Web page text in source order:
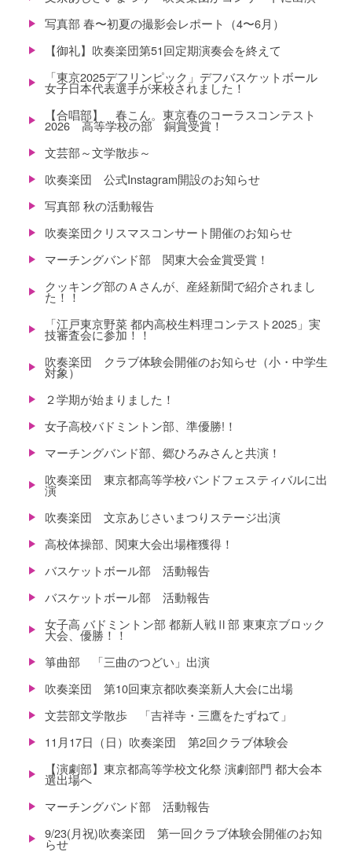
写真部 春〜初夏の撮影会レポート（4〜6月）
【御礼】吹奏楽団第51回定期演奏会を終えて
「東京2025デフリンピック」デフバスケットボール
女子日本代表選手が来校されました！
【合唱部】 春こん。東京春のコーラスコンテスト
2026 高等学校の部 銅賞受賞！
文芸部～文学散歩～
吹奏楽団 公式Instagram開設のお知らせ
写真部 秋の活動報告
吹奏楽団クリスマスコンサート開催のお知らせ
マーチングバンド部 関東大会金賞受賞！
クッキング部のＡさんが、産経新聞で紹介されまし
た！！
「江戸東京野菜 都内高校生料理コンテスト2025」実
技審査会に参加！！
吹奏楽団 クラブ体験会開催のお知らせ（小・中学生
対象）
２学期が始まりました！
女子高校バドミントン部、準優勝!！
マーチングバンド部、郷ひろみさんと共演！
吹奏楽団 東京都高等学校バンドフェスティバルに出
演
吹奏楽団 文京あじさいまつりステージ出演
高校体操部、関東大会出場権獲得！
バスケットボール部 活動報告
バスケットボール部 活動報告
女子高 バドミントン部 都新人戦Ⅱ部 東東京ブロック
大会、優勝！！
箏曲部 「三曲のつどい」出演
吹奏楽団 第10回東京都吹奏楽新人大会に出場
文芸部文学散歩 「吉祥寺・三鷹をたずねて」
11月17日（日）吹奏楽団 第2回クラブ体験会
【演劇部】東京都高等学校文化祭 演劇部門 都大会本
選出場へ
マーチングバンド部 活動報告
9/23(月祝)吹奏楽団 第一回クラブ体験会開催のお知
らせ